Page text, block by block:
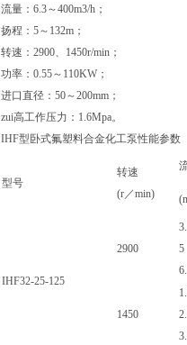
流量：6.3～400m3/h；
扬程：5～132m；
转速：2900、1450r/min；
功率：0.55～110KW；
进口直径：50～200mm；
zui高工作压力：1.6Mpa。
IHF型卧式氟塑料合金化工泵性能参数
型号
转速
(r／min)
IHF32-25-125
2900
5
1450